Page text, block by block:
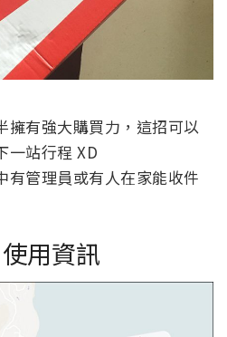
擁有強大購買力，這招可以
一站行程 XD
有管理員或有人在家能收件
用資訊